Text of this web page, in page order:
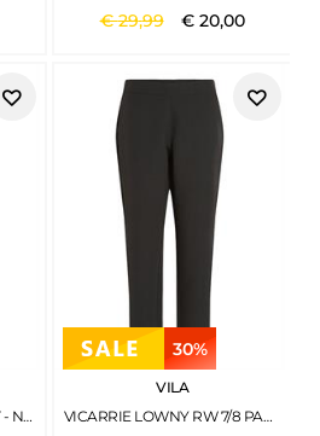
€29,99 € 20,00
VIVARONE HW SLIM PANT - NOOS FEATHER GRAY
30%
VILA
VICARRIE LOWNY RW 7/8 PANT - NOOS BLACK